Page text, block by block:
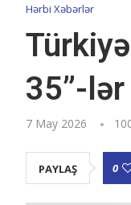
Hərbi Xəbərlər
35”-lər
7 May 2026
PAYLAŞ 0